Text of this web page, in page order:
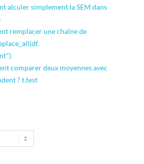
alculer simplement la SEM dans
remplacer une chaîne de
comparer deux moyennes avec
? t.test